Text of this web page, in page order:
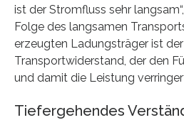
ist der Stromfluss sehr
Folge des langsamen
erzeugten Ladungsträger ist
Transportwiderstand, der den
und damit die Leistung
Tiefergehendes